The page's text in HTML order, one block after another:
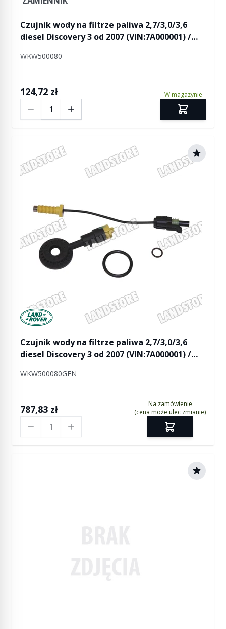
Czujnik wody na filtrze paliwa 2,7/3,0/3,6
diesel Discovery 3 od 2007 (VIN:7A000001) /
WKW500080
124,72 zł W magazynie
Manufactured by Land rover
Czujnik wody na filtrze paliwa 2,7/3,0/3,6
diesel Discovery 3 od 2007 (VIN:7A000001) /
WKW500080GEN
787,83 zł
Na zamówienie
(cena może ulec zmianie)